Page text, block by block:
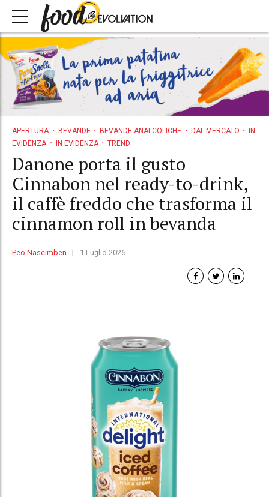
APERTURA BEVANDE BEVANDE ANALCOLICHE DAL MERCATO
IN
EVIDENZA
IN EVIDENZA TREND
Danone porta il gusto
Cinnabon nel ready-to-drink,
il caffè freddo che trasforma il
cinnamon roll in bevanda
Peo Nascimben 1 Luglio 2026